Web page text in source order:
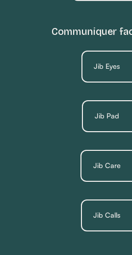
Communiquer
Jib Eyes
Jib Pad
Jib Care
Jib Calls